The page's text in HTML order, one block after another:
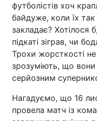
футболістів хоч
байдуже, коли їх
закладає? Хотілося
підкаті зіграв, чи
Трохи жорсткості
зрозуміють, що
серйозним
Нагадуємо, що 16
провела матч із